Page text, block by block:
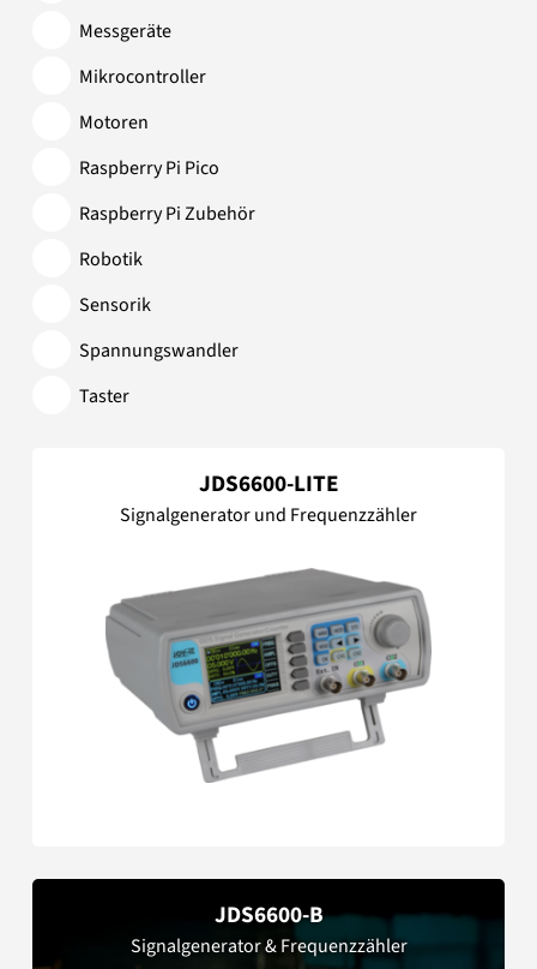
Messgeräte
Mikrocontroller
Motoren
Raspberry Pi Pico
Raspberry Pi Zubehör
Robotik
Sensorik
Spannungswandler
Taster
JDS6600-LITE
Signalgenerator und Frequenzzähler
JDS6600-B
Signalgenerator & Frequenzzähler